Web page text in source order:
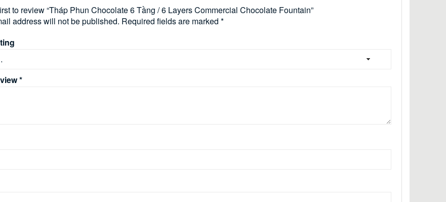
to review “Tháp Phun Chocolate 6 Tầng / 6 Layers Commercial Chocolate Fountain”
address will not be published. Required fields are marked *
*